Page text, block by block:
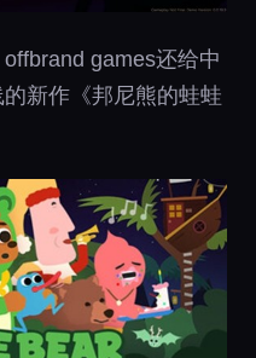
games还给中
新作《邦尼熊的蛙蛙